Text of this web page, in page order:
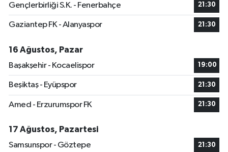
Gençlerbirliği S.K. - Fenerbahçe 21:30
Gaziantep FK - Alanyaspor 21:30
16 Ağustos, Pazar
Başakşehir - Kocaelispor
19:00
Beşiktaş - Eyüpspor 21:30
Amed - Erzurumspor FK 21:30
17 Ağustos, Pazartesi
Samsunspor - Göztepe
21:30